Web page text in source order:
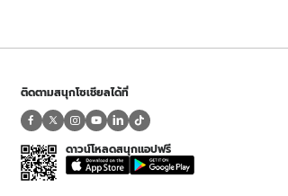
ติดตามสนุกโซเชียลได้ที่
ดาวน์โหลดสนุกแอปฟรี